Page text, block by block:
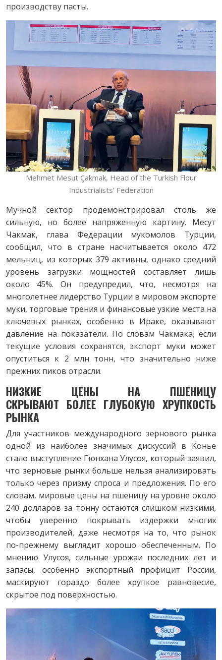
производству пасты.
Mehmet Mesut Çakmak, Head of the Turkish Flour
Industrialists’ Federation
Мучной сектор продемонстрировал столь же
сильную, но более напряженную картину. Месут
Чакмак, глава Федерации мукомолов Турции,
сообщил, что в стране насчитывается около 472
мельниц, из которых 379 активны, однако средний
уровень загрузки мощностей составляет лишь
около 45%. Он предупредил, что, несмотря на
многолетнее лидерство Турции в мировом экспорте
муки, торговые трения и финансовые узкие места на
ключевых рынках, особенно в Ираке, оказывают
давление на показатели. По словам Чакмака, если
текущие условия сохранятся, экспорт муки может
опуститься к 2 млн тонн, что значительно ниже
прежних пиков отрасли.
НИЗКИЕ ЦЕНЫ НА ПШЕНИЦУ
СКРЫВАЮТ БОЛЕЕ ГЛУБОКУЮ ХРУПКОСТЬ
РЫНКА
Для участников международного зернового рынка
одной из наиболее значимых дискуссий в Конье
стало выступление Гюнхана Улусоя, который заявил,
что зерновые рынки больше нельзя анализировать
только через призму спроса и предложения. По его
словам, мировые цены на пшеницу на уровне около
240 долларов за тонну остаются слишком низкими,
чтобы уверенно покрывать издержки многих
производителей, даже несмотря на то, что рынок
по-прежнему выглядит хорошо обеспеченным. По
мнению Улусоя, сильные урожаи последних лет и
запасы, особенно экспортный профицит России,
маскируют гораздо более хрупкое равновесие,
скрытое под поверхностью.